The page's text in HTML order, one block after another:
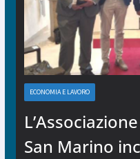
ECONOMIA E LAVORO
San Marino